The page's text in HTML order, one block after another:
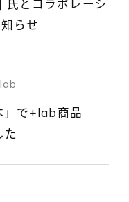
とコラボレーシ
らせ
」で+lab商品
た